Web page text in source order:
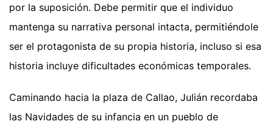
por la suposición. Debe permitir que el individuo
mantenga su narrativa personal intacta, permitiéndole
ser el protagonista de su propia historia, incluso si esa
historia incluye dificultades económicas temporales.
Caminando hacia la plaza de Callao, Julián recordaba
las Navidades de su infancia en un pueblo de